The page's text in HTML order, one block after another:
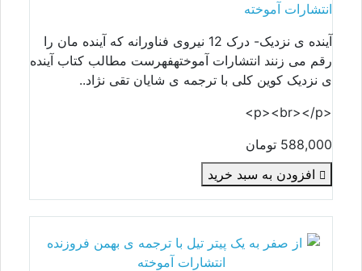
انتشارات آموخته
آینده ی نزدیک- درک 12 نیروی فناورانه که آینده مان را
رقم می زنند انتشارات آموختهفهرست مطالب کتاب آینده
ی نزدیک کوین کلی با ترجمه ی شایان تقی نژاد..
588,000 تومان
افزودن به سبد خرید